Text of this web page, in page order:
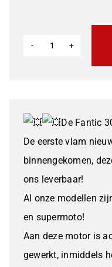
Supermotard
aantal
De Fantic
De eerste vlam
binnengekomen,
ons leverbaar!
Al onze modellen
en supermoto!
Aan deze motor is
gewerkt, inmiddels